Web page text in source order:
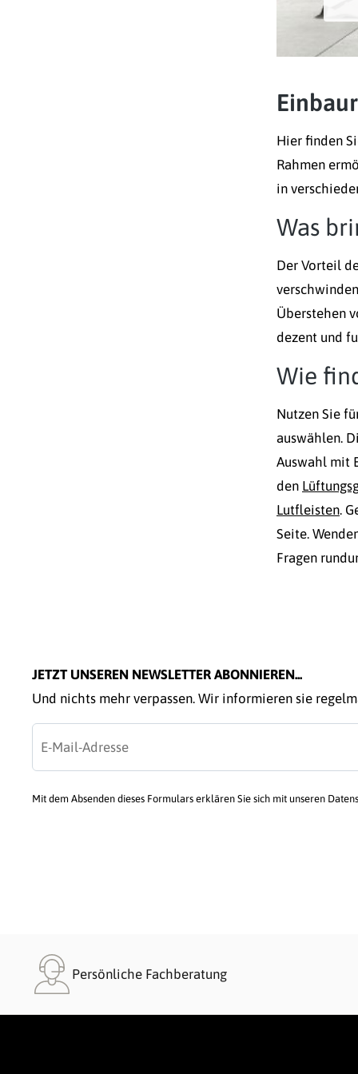
Hier finden
Rahmen
in
Was
Der Vorteil
Überstehen
dezent und
Wie
Nutzen Sie
auswählen.
Auswahl mit
den
Lutfleisten.
Seite.
Fragen
JETZT UNSEREN NEWSLETTER ABONNIEREN...
Und nichts mehr verpassen. Wir informieren sie
Mit dem Absenden dieses Formulars erklären Sie sich mit unseren
Persönliche Fachberatung